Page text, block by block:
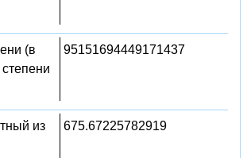
(в
95151694449171437
из
675.67225782919